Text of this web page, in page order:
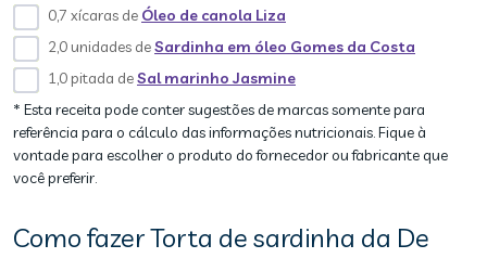
0,7 xícaras de Óleo de canola Liza
2,0 unidades deSardinha em óleo Gomes da Costa
1,0 pitada deSal marinho Jasmine
* Esta receita pode conter sugestões de marcas somente para
referência para o cálculo das informações nutricionais. Fique à
vontade para escolher o produto do fornecedor ou fabricante que
você preferir.
Como fazer Torta de sardinha da De